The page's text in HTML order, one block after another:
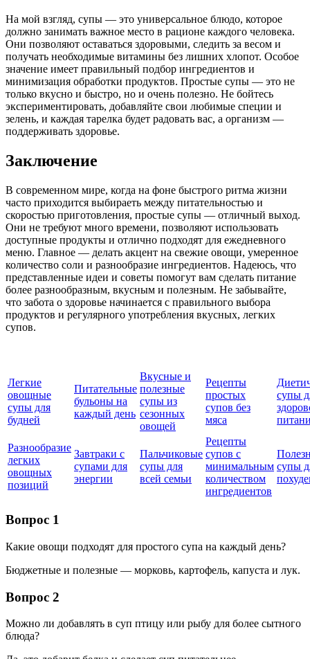
На мой взгляд, супы — это универсальное блюдо, которое
должно занимать важное место в рационе каждого человека.
Они позволяют оставаться здоровыми, следить за весом и
получать необходимые витамины без лишних хлопот. Особое
значение имеет правильный подбор ингредиентов и
минимизация обработки продуктов. Простые супы — это не
только вкусно и быстро, но и очень полезно. Не бойтесь
экспериментировать, добавляйте свои любимые специи и
зелень, и каждая тарелка будет радовать вас, а организм —
поддерживать здоровье.
Заключение
В современном мире, когда на фоне быстрого ритма жизни
часто приходится выбираеть между питательностью и
скоростью приготовления, простые супы — отличный выход.
Они не требуют много времени, позволяют использовать
доступные продукты и отлично подходят для ежедневного
меню. Главное — делать акцент на свежие овощи, умеренное
количество соли и разнообразие ингредиентов. Надеюсь, что
представленные идеи и советы помогут вам сделать питание
более разнообразным, вкусным и полезным. Не забывайте,
что забота о здоровье начинается с правильного выбора
продуктов и регулярного употребления вкусных, легких
супов.
Легкие
овощные
супы для
будней
Питательные
бульоны на
каждый день
Вкусные и
полезные
супы из
сезонных
овощей
Рецепты
простых
супов без
мяса
супы
Разнообразие
легких
овощных
позиций
Завтраки с
супами для
энергии
Пальчиковые
супы для
всей семьи
Рецепты
супов с
минимальным
количеством
ингредиентов
супы
Вопрос 1
Какие овощи подходят для простого супа на каждый день?
Бюджетные и полезные — морковь, картофель, капуста и лук.
Вопрос 2
Можно ли добавлять в суп птицу или рыбу для более сытного
блюда?